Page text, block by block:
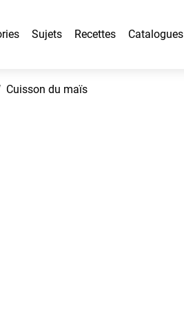
Sujets Recettes Catalogues
Cuisson du maïs